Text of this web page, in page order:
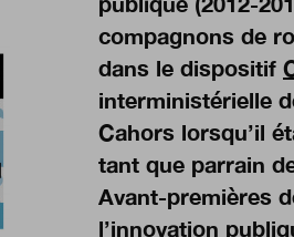
compagnons de
dans le dispositif
interministérielle
Cahors lorsqu’il
tant que parrain
Avant-premières
l’innovation